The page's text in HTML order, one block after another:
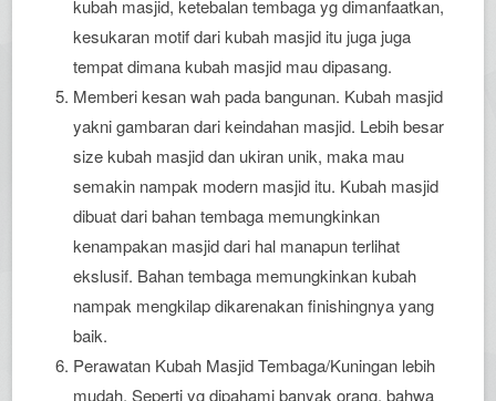
kubah masjid, ketebalan tembaga yg dimanfaatkan,
kesukaran motif dari kubah masjid itu juga juga
tempat dimana kubah masjid mau dipasang.
Memberi kesan wah pada bangunan. Kubah masjid
yakni gambaran dari keindahan masjid. Lebih besar
size kubah masjid dan ukiran unik, maka mau
semakin nampak modern masjid itu. Kubah masjid
dibuat dari bahan tembaga memungkinkan
kenampakan masjid dari hal manapun terlihat
ekslusif. Bahan tembaga memungkinkan kubah
nampak mengkilap dikarenakan finishingnya yang
baik.
Perawatan Kubah Masjid Tembaga/Kuningan lebih
mudah. Seperti yg dipahami banyak orang, bahwa